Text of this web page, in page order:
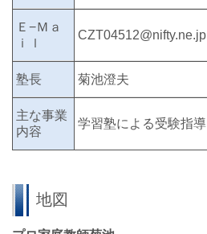
Ｅ−Ｍａ
ｉｌ
CZT04512@nifty.ne.jp
塾長 菊池澄夫
主な事業
内容
学習塾による受験指導
地図